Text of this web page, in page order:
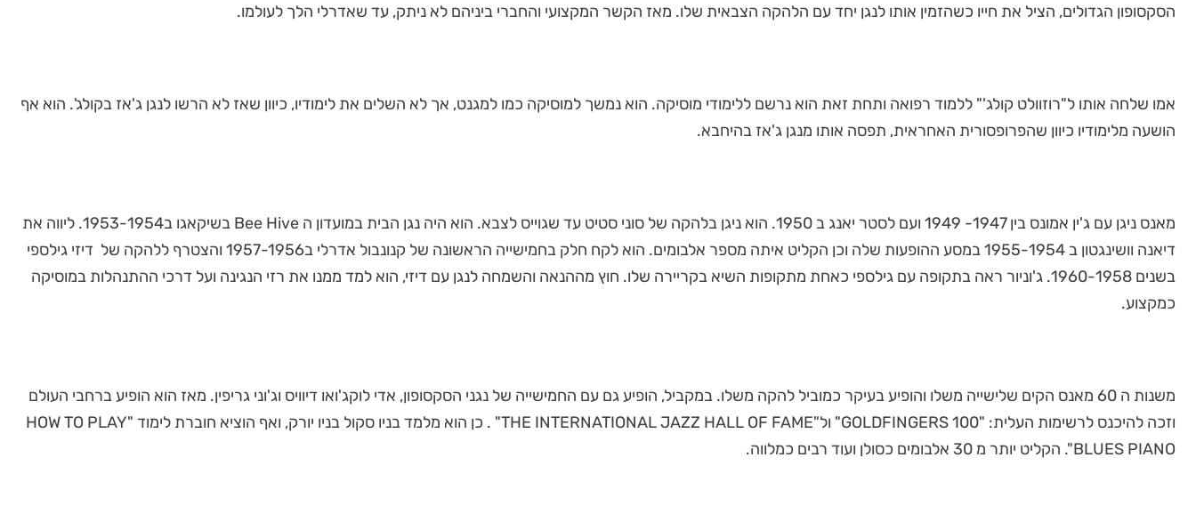
הסקסופון הגדולים, הציל את חייו כשהזמין אותו לנגן יחד עם הלהקה הצבאית שלו. מאז הקשר המקצועי והחברי ביניהם לא ניתק, עד שאדרלי הלך לעולמו.
אמו שלחה אותו ל"רוזוולט קולג'" ללמוד רפואה ותחת זאת הוא נרשם ללימודי מוסיקה. הוא נמשך למוסיקה כמו למגנט, אך לא השלים את לימודיו, כיוון שאז לא הרשו לנגן ג'אז בקולג'. הוא אף
הושעה מלימודיו כיוון שהפרופסורית האחראית, תפסה אותו מנגן ג'אז בהיחבא.
מאנס ניגן עם ג'ין אמונס בין 1947- 1949 ועם לסטר יאנג ב 1950. הוא ניגן בלהקה של סוני סטיט עד שגוייס לצבא. הוא היה נגן הבית במועדון ה Bee Hive בשיקאגו ב1953-1954. ליווה את
דיאנה וושינגטון ב 1955-1954 במסע ההופעות שלה וכן הקליט איתה מספר אלבומים. הוא לקח חלק בחמישייה הראשונה של קנונבול אדרלי ב1957-1956 והצטרף ללהקה של דיזי גילספי
בשנים 1960-1958. ג'וניור ראה בתקופה עם גילספי כאחת מתקופות השיא בקריירה שלו. חוץ מההנאה והשמחה לנגן עם דיזי, הוא למד ממנו את רזי הנגינה ועל דרכי ההתנהלות במוסיקה
כמקצוע.
משנות ה 60 מאנס הקים שלישייה משלו והופיע בעיקר כמוביל להקה משלו. במקביל, הופיע גם עם החמישייה של נגני הסקסופון, אדי לוקג'ואו דיוויס וג'וני גריפין. מאז הוא הופיע ברחבי העולם
וזכה להיכנס לרשימות העלית: "100 GOLDFINGERS" ול"THE INTERNATIONAL JAZZ HALL OF FAME" . כן הוא מלמד בניו סקול בניו יורק, ואף הוציא חוברת לימוד "HOW TO PLAY
BLUES PIANO". הקליט יותר מ 30 אלבומים כסולן ועוד רבים כמלווה.